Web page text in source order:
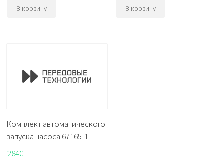
В корзину В корзину
Комплект автоматического
запуска насоса 67165-1
284€